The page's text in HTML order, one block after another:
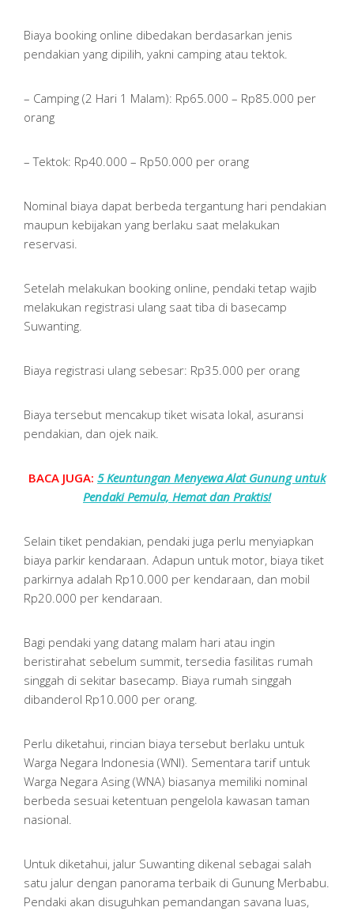
Biaya booking online dibedakan berdasarkan jenis
pendakian yang dipilih, yakni camping atau tektok.
– Camping (2 Hari 1 Malam): Rp65.000 – Rp85.000 per
orang
– Tektok: Rp40.000 – Rp50.000 per orang
Nominal biaya dapat berbeda tergantung hari pendakian
maupun kebijakan yang berlaku saat melakukan
reservasi.
Setelah melakukan booking online, pendaki tetap wajib
melakukan registrasi ulang saat tiba di basecamp
Suwanting.
Biaya registrasi ulang sebesar: Rp35.000 per orang
Biaya tersebut mencakup tiket wisata lokal, asuransi
pendakian, dan ojek naik.
BACA JUGA: 5 Keuntungan Menyewa Alat Gunung untuk
Pendaki Pemula, Hemat dan Praktis!
Selain tiket pendakian, pendaki juga perlu menyiapkan
biaya parkir kendaraan. Adapun untuk motor, biaya tiket
parkirnya adalah Rp10.000 per kendaraan, dan mobil
Rp20.000 per kendaraan.
Bagi pendaki yang datang malam hari atau ingin
beristirahat sebelum summit, tersedia fasilitas rumah
singgah di sekitar basecamp. Biaya rumah singgah
dibanderol Rp10.000 per orang.
Perlu diketahui, rincian biaya tersebut berlaku untuk
Warga Negara Indonesia (WNI). Sementara tarif untuk
Warga Negara Asing (WNA) biasanya memiliki nominal
berbeda sesuai ketentuan pengelola kawasan taman
nasional.
Untuk diketahui, jalur Suwanting dikenal sebagai salah
satu jalur dengan panorama terbaik di Gunung Merbabu.
Pendaki akan disuguhkan pemandangan savana luas,